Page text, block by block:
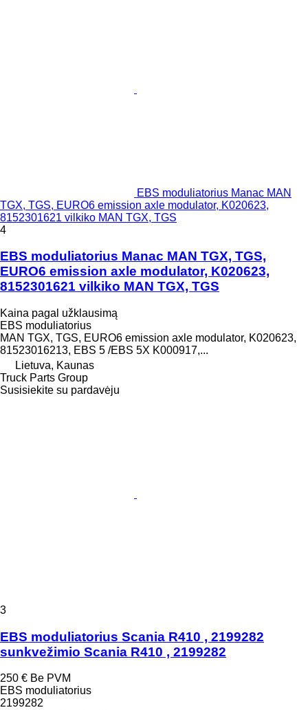
EBS moduliatorius Manac MAN
TGX, TGS, EURO6 emission axle modulator, K020623,
8152301621 vilkiko MAN TGX, TGS
4
EBS moduliatorius Manac MAN TGX, TGS,
EURO6 emission axle modulator, K020623,
8152301621 vilkiko MAN TGX, TGS
Kaina pagal užklausimą
EBS moduliatorius
MAN TGX, TGS, EURO6 emission axle modulator, K020623,
81523016213, EBS 5 /EBS 5X K000917,...
Lietuva, Kaunas
Truck Parts Group
Susisiekite su pardavėju
3
EBS moduliatorius Scania R410 , 2199282
sunkvežimio Scania R410 , 2199282
250 € Be PVM
EBS moduliatorius
2199282